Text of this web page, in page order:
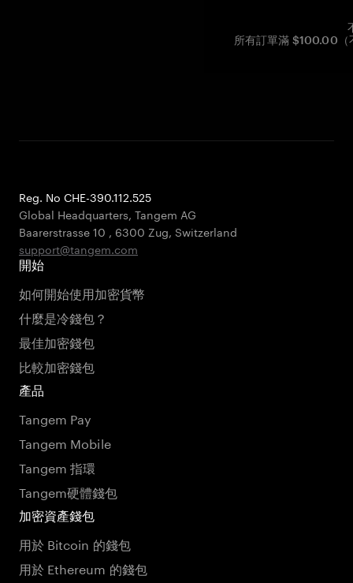
所有訂單滿 $100.00（
Reg. No CHE-390.112.525
Global Headquarters, Tangem AG
Baarerstrasse 10 , 6300 Zug, Switzerland
support@tangem.com
開始
如何開始使用加密貨幣
什麼是冷錢包？
最佳加密錢包
比較加密錢包
產品
Tangem Pay
Tangem Mobile
Tangem 指環
Tangem硬體錢包
加密資產錢包
用於 Bitcoin 的錢包
用於 Ethereum 的錢包